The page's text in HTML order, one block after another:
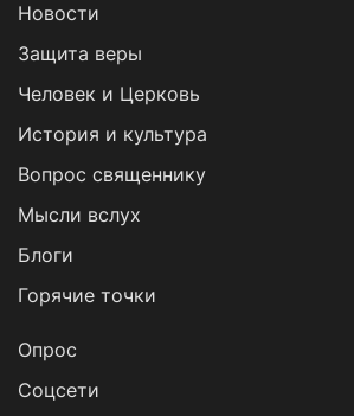
Новости
Защита веры
Человек и Церковь
История и культура
Вопрос священнику
Мысли вслух
Блоги
Горячие точки
Опрос
Cоцсети